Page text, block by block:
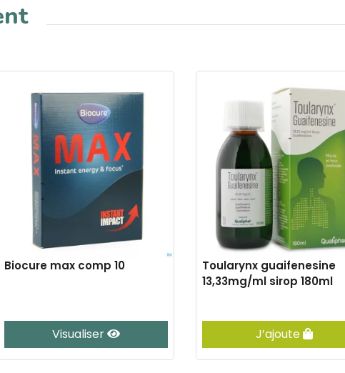
Biocure max comp 10
Visualiser
Toularynx guaifenesine
13,33mg/ml sirop 180ml
J’ajoute